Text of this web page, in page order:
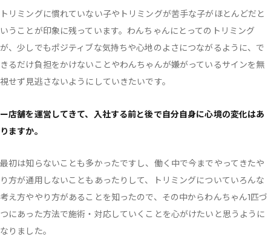
トリミングに慣れていない子やトリミングが苦手な子がほとんどだと
いうことが印象に残っています。わんちゃんにとってのトリミング
が、少しでもポジティブな気持ちや心地のよさにつながるように、で
きるだけ負担をかけないことやわんちゃんが嫌がっているサインを無
視せず見逃さないようにしていきたいです。
ー店舗を運営してきて、入社する前と後で自分自身に心境の変化はあ
りますか。
最初は知らないことも多かったですし、働く中で今までやってきたや
り方が通用しないこともあったりして、トリミングについていろんな
考え方ややり方があることを知ったので、その中からわんちゃん1匹づ
つにあった方法で施術・対応していくことを心がけたいと思うように
なりました。